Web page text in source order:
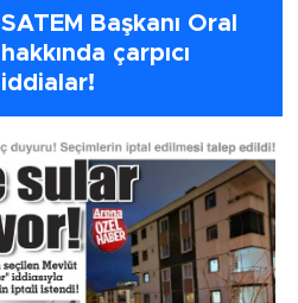
SATEM Başkanı Oral
hakkında çarpıcı
iddialar!